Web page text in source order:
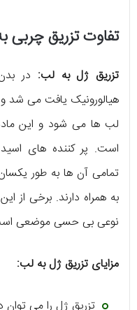
تفاوت تزریق چربی
تزریق ژل به لب: در
هیالورونیک یافت می شد
لب ها می شود و این
است. پر کننده های اسید
تمامی آن ها به طور
به همراه دارند. برخی از
نوعی بی حسی موضعی
مزایای تزریق ژل به لب: